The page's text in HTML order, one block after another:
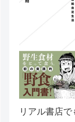
リアル書店